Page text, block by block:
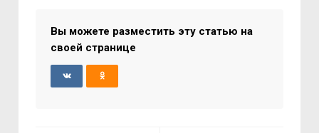
Вы можете разместить эту статью на
своей странице